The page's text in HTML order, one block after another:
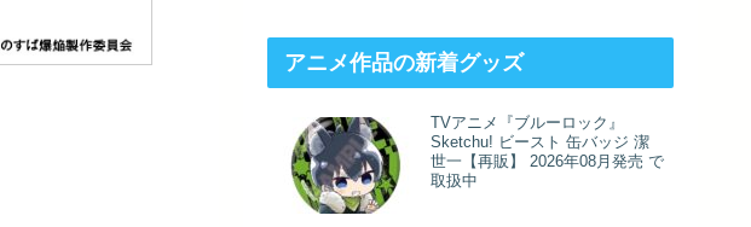
アニメ作品の新着グッズ
TVアニメ『ブルーロック』
Sketchu! ビースト 缶バッジ 潔
世一【再販】 2026年08月発売 で
取扱中